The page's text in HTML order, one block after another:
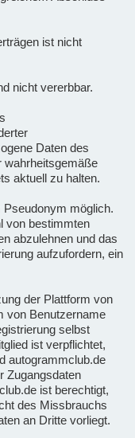
ist nicht
nicht vererbbar.
Daten des
wahrheitsgemäße
aktuell zu halten.
Pseudonym möglich.
von bestimmten
abzulehnen und das
aufzufordern, ein
der Plattform von
von Benutzername
selbst
ist verpflichtet,
autogrammclub.de
Zugangsdaten
ist berechtigt,
des Missbrauchs
an Dritte vorliegt.